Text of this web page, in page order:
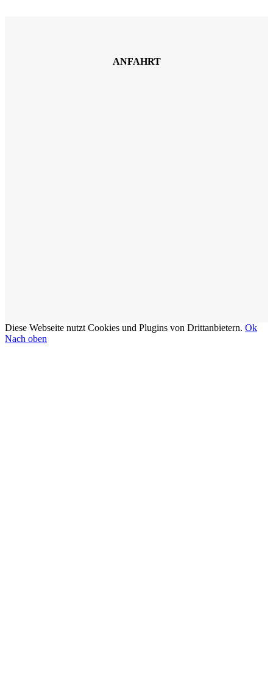
ANFAHRT
Diese Webseite nutzt Cookies und Plugins von Drittanbietern. Ok
Nach oben